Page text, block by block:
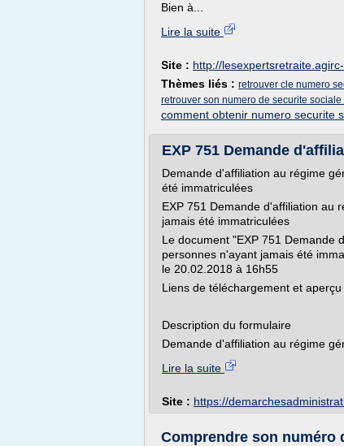
Bien à...
Lire la suite
Site : http://
Thèmes liés : retrouver cle numero
retrouver son numero de securite sociale
comment obtenir numero securite
EXP 751 Demande
Demande d'affiliation au régime
été immatriculées
EXP 751 Demande d'affiliation au
jamais été immatriculées
Le document "EXP 751 Demande
personnes n'ayant jamais été
le 20.02.2018 à 16h55
Liens de téléchargement et aperçu
Description du formulaire
Demande d'affiliation au régime
Lire la suite
Site : https://
Comprendre son numéro